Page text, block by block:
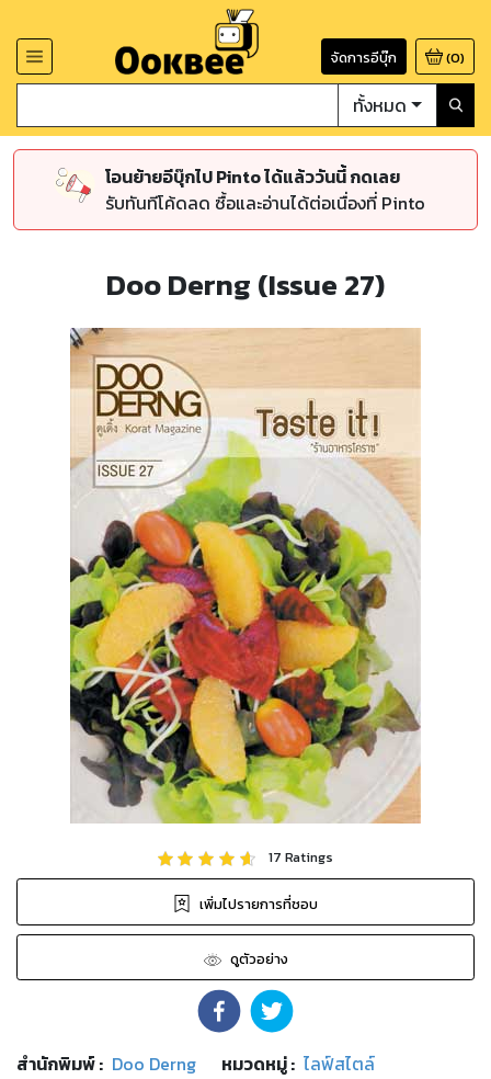
จัดการอีบุ๊ก (0)
ทั้งหมด
โอนย้ายอีบุ๊กไป Pinto ได้แล้ววันนี้ กดเลย
รับทันทีโค้ดลด ซื้อและอ่านได้ต่อเนื่องที่ Pinto
Doo Derng (Issue 27)
17 Ratings
เพิ่มไปรายการที่ชอบ
ดูตัวอย่าง
สำนักพิมพ์: Doo Derng หมวดหมู่: ไลฟ์สไตล์